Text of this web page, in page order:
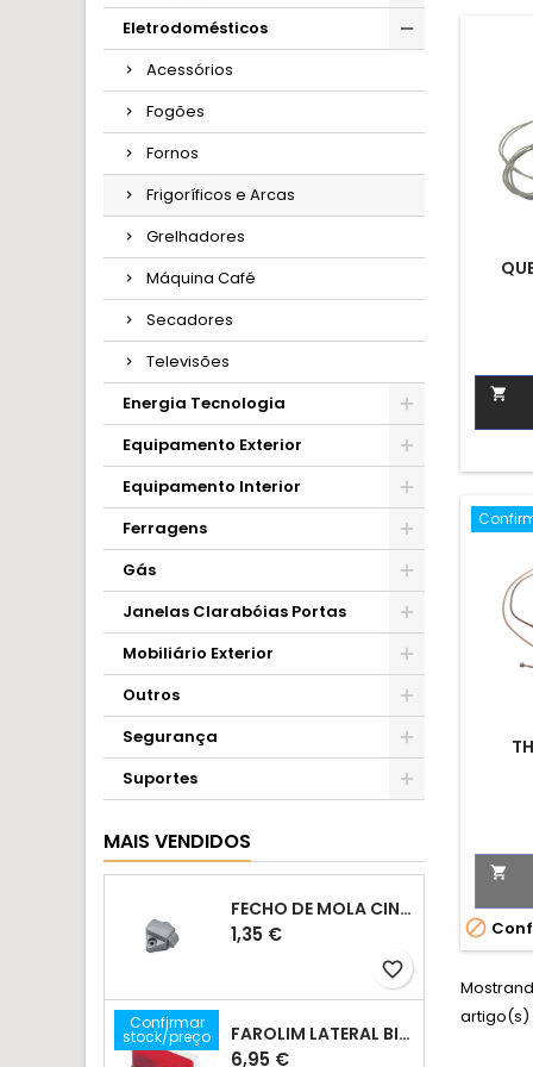
Eletrodomésticos
Acessórios
Fogões
Fornos
Frigoríficos e Arcas
Grelhadores
Máquina Café
Secadores
Televisões
Energia Tecnologia
Equipamento Exterior
Equipamento Interior
Ferragens
Gás
Janelas Clarabóias Portas
Mobiliário Exterior
Outros
Segurança
Suportes
MAIS VENDIDOS
FECHO DE MOLA CINZA
Preço
1,35 €
favorite_border
Confirmar
stock/preço FAROLIM LATERAL BICOLOR JOKON 42X92MM
Preço
6,95 €



artigo(s)